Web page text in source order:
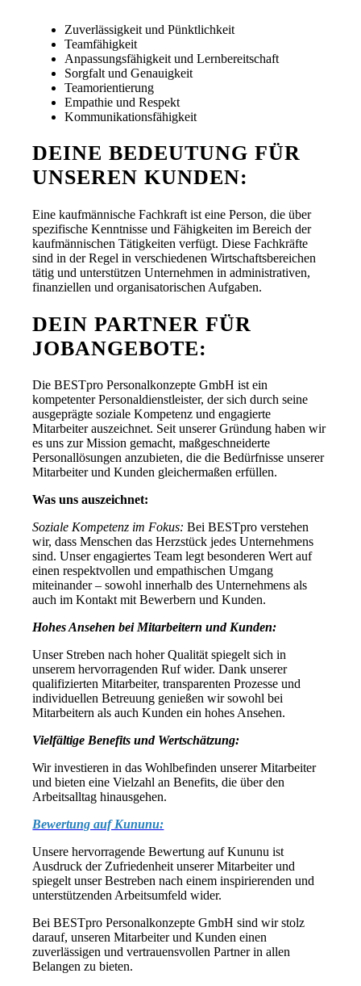
Zuverlässigkeit und Pünktlichkeit
Teamfähigkeit
Anpassungsfähigkeit und Lernbereitschaft
Sorgfalt und Genauigkeit
Teamorientierung
Empathie und Respekt
Kommunikationsfähigkeit
DEINE BEDEUTUNG FÜR
UNSEREN KUNDEN:
Eine kaufmännische Fachkraft ist eine Person, die über
spezifische Kenntnisse und Fähigkeiten im Bereich der
kaufmännischen Tätigkeiten verfügt. Diese Fachkräfte
sind in der Regel in verschiedenen Wirtschaftsbereichen
tätig und unterstützen Unternehmen in administrativen,
finanziellen und organisatorischen Aufgaben.
DEIN PARTNER FÜR
JOBANGEBOTE:
Die BESTpro Personalkonzepte GmbH ist ein
kompetenter Personaldienstleister, der sich durch seine
ausgeprägte soziale Kompetenz und engagierte
Mitarbeiter auszeichnet. Seit unserer Gründung haben wir
es uns zur Mission gemacht, maßgeschneiderte
Personallösungen anzubieten, die die Bedürfnisse unserer
Mitarbeiter und Kunden gleichermaßen erfüllen.
Was uns auszeichnet:
Soziale Kompetenz im Fokus: Bei BESTpro verstehen
wir, dass Menschen das Herzstück jedes Unternehmens
sind. Unser engagiertes Team legt besonderen Wert auf
einen respektvollen und empathischen Umgang
miteinander – sowohl innerhalb des Unternehmens als
auch im Kontakt mit Bewerbern und Kunden.
Hohes Ansehen bei Mitarbeitern und Kunden:
Unser Streben nach hoher Qualität spiegelt sich in
unserem hervorragenden Ruf wider. Dank unserer
qualifizierten Mitarbeiter, transparenten Prozesse und
individuellen Betreuung genießen wir sowohl bei
Mitarbeitern als auch Kunden ein hohes Ansehen.
Vielfältige Benefits und Wertschätzung:
Wir investieren in das Wohlbefinden unserer Mitarbeiter
und bieten eine Vielzahl an Benefits, die über den
Arbeitsalltag hinausgehen.
Bewertung auf Kununu:
Unsere hervorragende Bewertung auf Kununu ist
Ausdruck der Zufriedenheit unserer Mitarbeiter und
spiegelt unser Bestreben nach einem inspirierenden und
unterstützenden Arbeitsumfeld wider.
Bei BESTpro Personalkonzepte GmbH sind wir stolz
darauf, unseren Mitarbeiter und Kunden einen
zuverlässigen und vertrauensvollen Partner in allen
Belangen zu bieten.